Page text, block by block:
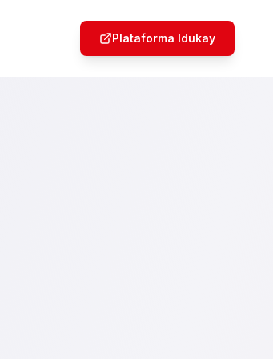
Plataforma Idukay